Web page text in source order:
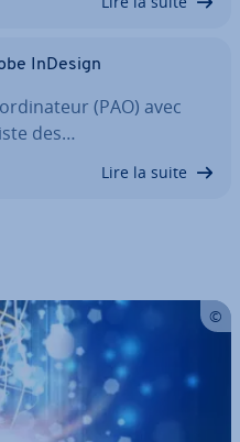
InDesign
(PAO) avec
des…
Lire la suite